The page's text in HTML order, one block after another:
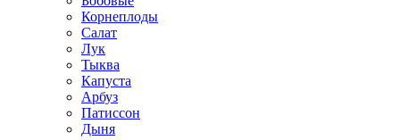
Корнеплоды
Салат
Лук
Тыква
Капуста
Арбуз
Патиссон
Дыня